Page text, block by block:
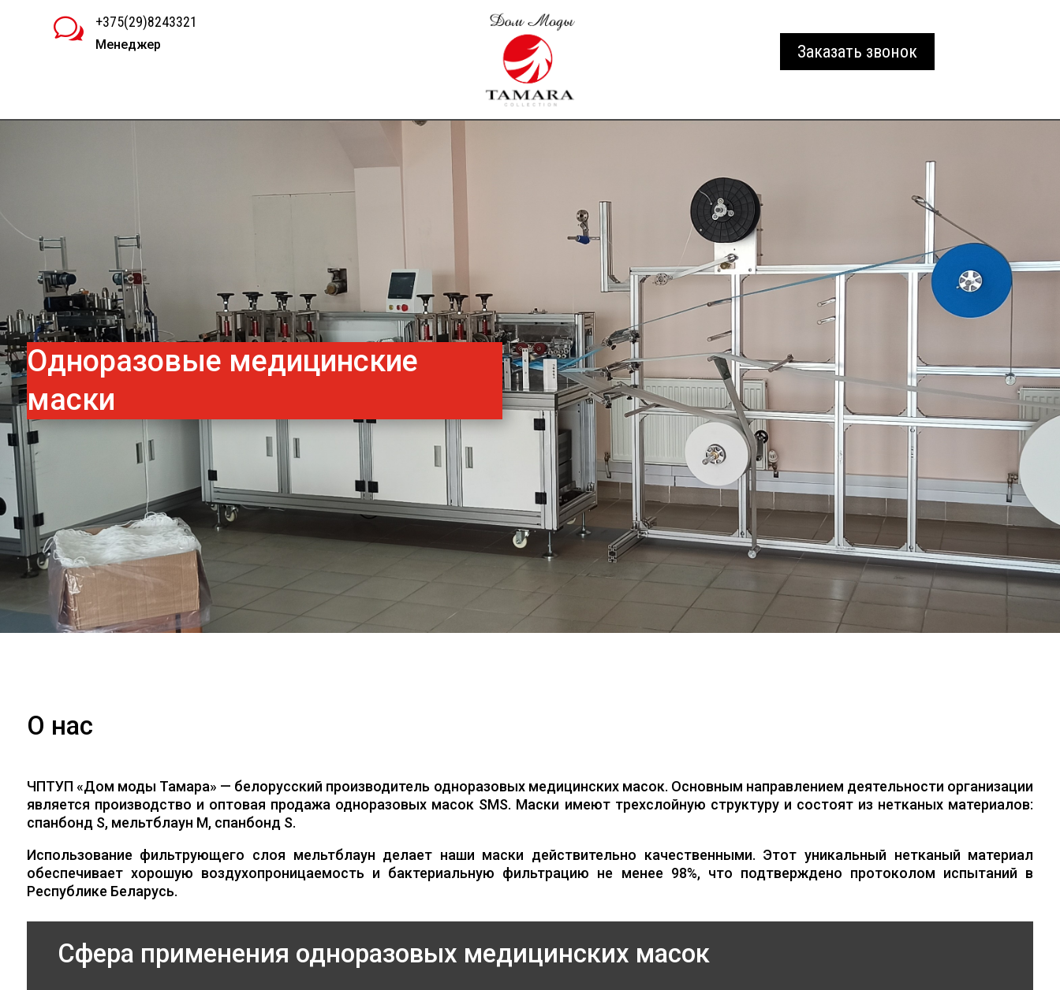
w +375(29)8243321
Менеджер Заказать звонок
Одноразовые медицинские
маски
О нас
ЧПТУП «Дом моды Тамара» — белорусский производитель одноразовых медицинских масок. Основным направлением деятельности организации
является производство и оптовая продажа одноразовых масок SMS. Маски имеют трехслойную структуру и состоят из нетканых материалов:
спанбонд S, мельтблаун M, спанбонд S.
Использование фильтрующего слоя мельтблаун делает наши маски действительно качественными. Этот уникальный нетканый материал
обеспечивает хорошую воздухопроницаемость и бактериальную фильтрацию не менее 98%, что подтверждено протоколом испытаний в
Республике Беларусь.
Сфера применения одноразовых медицинских масок